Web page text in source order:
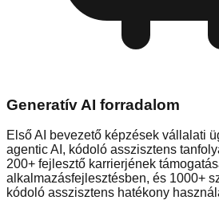
Generatív AI forradalom
Első AI bevezető képzések vállalati
agentic AI, kódoló asszisztens
200+ fejlesztő karrierjének
alkalmazásfejlesztésben, és 1000+
kódoló asszisztens hatékony